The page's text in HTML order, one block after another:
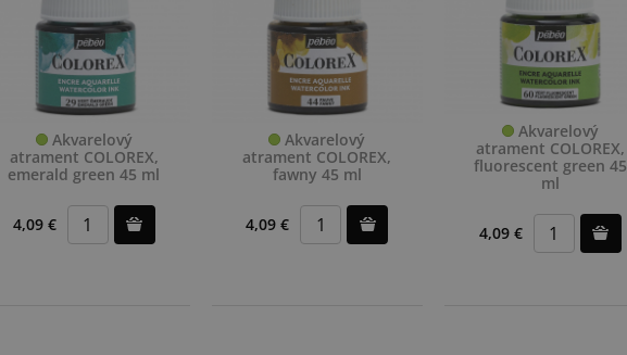
Akvarelový
atrament COLOREX,
emerald green 45 ml
4,09 €
Akvarelový
atrament COLOREX,
fawny 45 ml
4,09 €
Akvarelový
atrament COLOREX,
fluorescent green 45
ml
4,09 €